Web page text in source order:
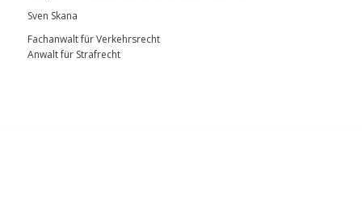
Sven Skana
Fachanwalt für Verkehrsrecht
Anwalt für Strafrecht